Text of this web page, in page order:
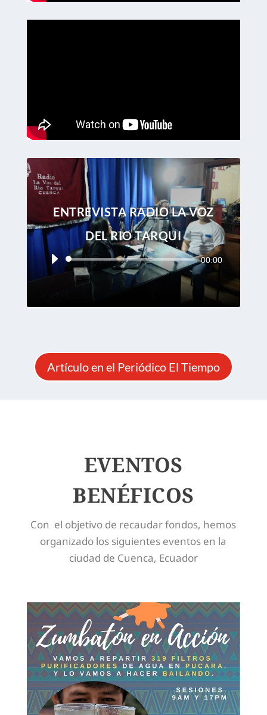
ENTREVISTA RADIO LA VOZ
DEL RIO TARQUI
Reproductor
de
audio
00:00
Artículo en el Periódico El Tiempo
EVENTOS
BENÉFICOS
Con el objetivo de recaudar fondos, hemos
organizado los siguientes eventos en la
ciudad de Cuenca, Ecuador